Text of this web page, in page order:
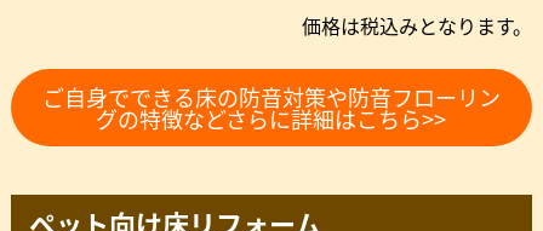
価格は税込みとなります。
ご自身でできる床の防音対策や防音フローリン
グの特徴などさらに詳細はこちら>>
ペット向け床リフォーム